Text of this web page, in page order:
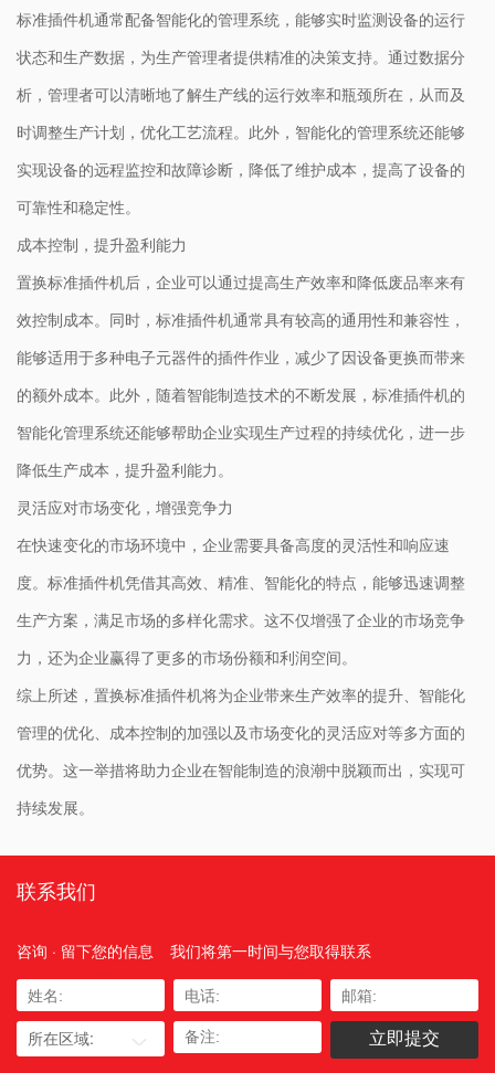
标准插件机通常配备智能化的管理系统，能够实时监测设备的运行
状态和生产数据，为生产管理者提供精准的决策支持。通过数据分
析，管理者可以清晰地了解生产线的运行效率和瓶颈所在，从而及
时调整生产计划，优化工艺流程。此外，智能化的管理系统还能够
实现设备的远程监控和故障诊断，降低了维护成本，提高了设备的
可靠性和稳定性。
成本控制，提升盈利能力
置换标准插件机后，企业可以通过提高生产效率和降低废品率来有
效控制成本。同时，标准插件机通常具有较高的通用性和兼容性，
能够适用于多种电子元器件的插件作业，减少了因设备更换而带来
的额外成本。此外，随着智能制造技术的不断发展，标准插件机的
智能化管理系统还能够帮助企业实现生产过程的持续优化，进一步
降低生产成本，提升盈利能力。
灵活应对市场变化，增强竞争力
在快速变化的市场环境中，企业需要具备高度的灵活性和响应速
度。标准插件机凭借其高效、精准、智能化的特点，能够迅速调整
生产方案，满足市场的多样化需求。这不仅增强了企业的市场竞争
力，还为企业赢得了更多的市场份额和利润空间。
综上所述，置换标准插件机将为企业带来生产效率的提升、智能化
管理的优化、成本控制的加强以及市场变化的灵活应对等多方面的
优势。这一举措将助力企业在智能制造的浪潮中脱颖而出，实现可
持续发展。
联系我们
咨询 · 留下您的信息 我们将第一时间与您取得联系
所在区域: